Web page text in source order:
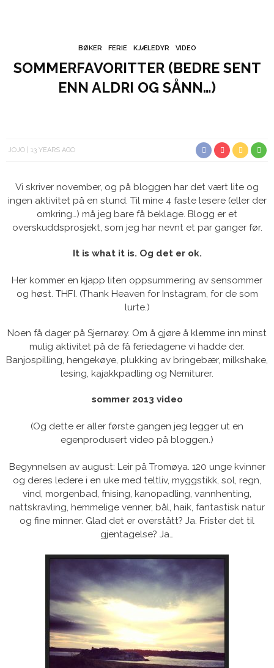
BØKER FERIE KJÆLEDYR VIDEO
SOMMERFAVORITTER (BEDRE SENT
ENN ALDRI OG SÅNN…)
JOJO 13 YEARS AGO
Vi skriver november, og på bloggen har det vært lite og
ingen aktivitet på en stund. Til mine 4 faste lesere (eller der
omkring…) må jeg bare få beklage. Blogg er et
overskuddsprosjekt, som jeg har nevnt et par ganger før.
It is what it is. Og det er ok.
Her kommer en kjapp liten oppsummering av sensommer
og høst. THFI. (Thank Heaven for Instagram, for de som
lurte.)
Noen få dager på Sjernarøy. Om å gjøre å klemme inn minst
mulig aktivitet på de få feriedagene vi hadde der.
Banjospilling, hengekøye, plukking av bringebær, milkshake,
lesing, kajakkpadling og Nemiturer.
sommer 2013 video
(Og dette er aller første gangen jeg legger ut en
egenprodusert video på bloggen.)
Begynnelsen av august: Leir på Tromøya. 120 unge kvinner
og deres ledere i en uke med teltliv, myggstikk, sol, regn,
vind, morgenbad, fnising, kanopadling, vannhenting,
nattskravling, hemmelige venner, bål, haik, fantastisk natur
og fine minner. Glad det er overstått? Ja. Frister det til
gjentagelse? Ja…